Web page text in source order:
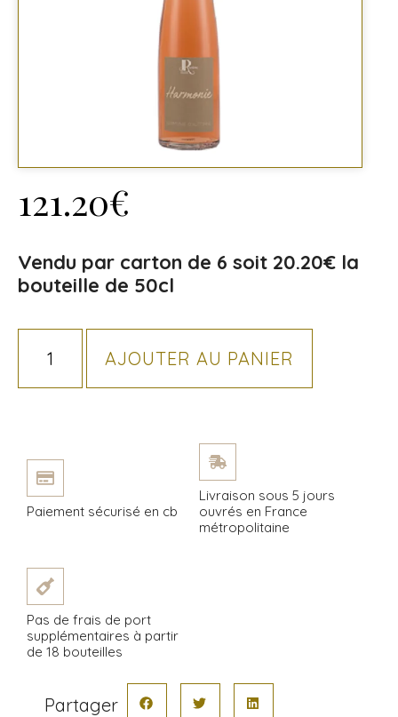
Partager
121.20€
Vendu par carton de 6 soit 20.20€ la
bouteille de 50cl
AJOUTER AU PANIER
Paiement sécurisé en cb
Livraison sous 5 jours
ouvrés en France
métropolitaine
Pas de frais de port
supplémentaires à partir
de 18 bouteilles